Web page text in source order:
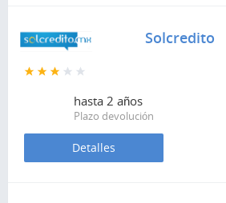
Solcredito
hasta 2 años
Plazo devolución
Detalles